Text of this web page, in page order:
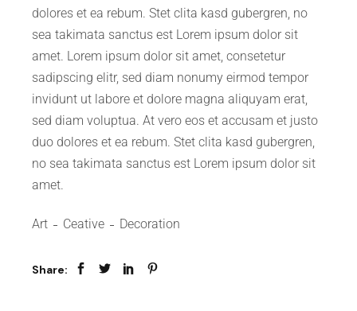
dolores et ea rebum. Stet clita kasd gubergren, no
sea takimata sanctus est Lorem ipsum dolor sit
amet. Lorem ipsum dolor sit amet, consetetur
sadipscing elitr, sed diam nonumy eirmod tempor
invidunt ut labore et dolore magna aliquyam erat,
sed diam voluptua. At vero eos et accusam et justo
duo dolores et ea rebum. Stet clita kasd gubergren,
no sea takimata sanctus est Lorem ipsum dolor sit
amet.
Art Ceative Decoration
Share: